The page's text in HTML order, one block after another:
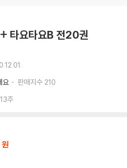
타요타요B 전20권
요
판매지수 210
주